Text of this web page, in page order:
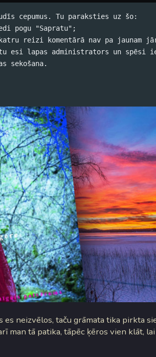
cepumus. Tu paraksties uz šo:
pogu "Sapratu";
reizi komentārā nav pa jaunam
esi lapas administrators un spēsi
sekošana.
- Laika ceļotāja
10:07 /
neizvēlos, taču grāmata tika pirkta
man tā patika, tāpēc ķēros vien klāt,